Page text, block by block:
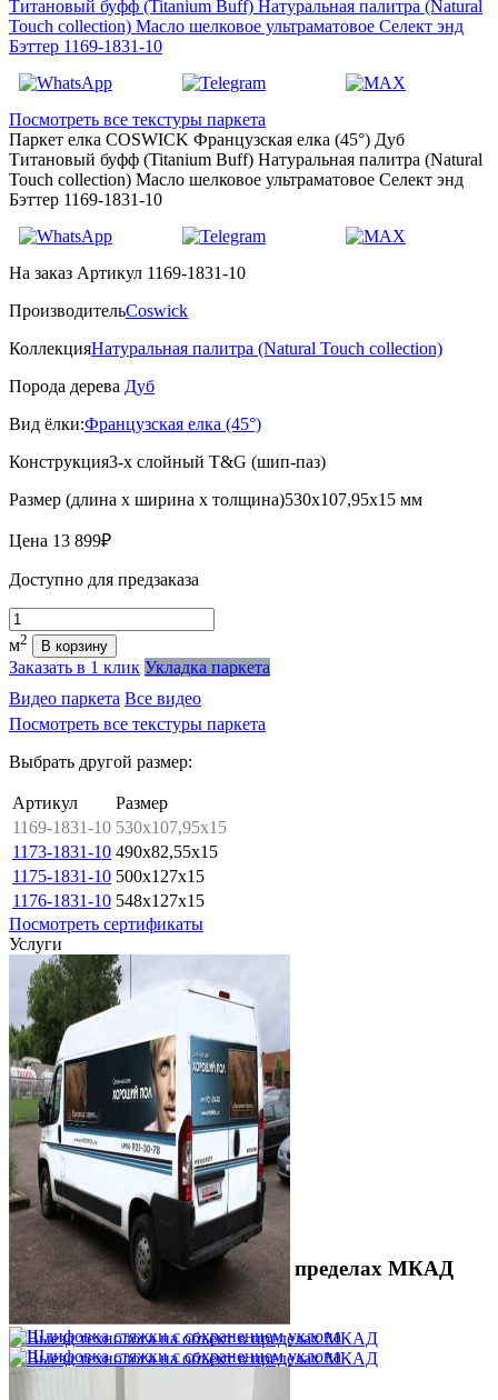
Посмотреть все текстуры паркета
Паркет елка COSWICK Французская елка (45°) Дуб
Титановый буфф (Titanium Buff) Натуральная палитра (Natural
Touch collection) Масло шелковое ультраматовое Селект энд
Бэттер 1169-1831-10
На заказ Артикул 1169-1831-10
ПроизводительCoswick
КоллекцияНатуральная палитра (Natural Touch collection)
Порода дерева Дуб
Вид ёлки:Французская елка (45°)
Конструкция3-х слойный T&G (шип-паз)
Размер (длина х ширина х толщина)530х107,95х15 мм
Цена 13 899₽
Доступно для предзаказа
Количество
м2 В корзину
Заказать в 1 клик Укладка паркета
Видео паркета Все видео
Посмотреть все текстуры паркета
Выбрать другой размер:
Артикул
Размер
1169-1831-10 530x107,95x15
1173-1831-10 490x82,55x15
1175-1831-10 500x127x15
1176-1831-10 548x127x15
Посмотреть сертификаты
Услуги
Выезд технолога на объект в пределах МКАД
3 500 ₽